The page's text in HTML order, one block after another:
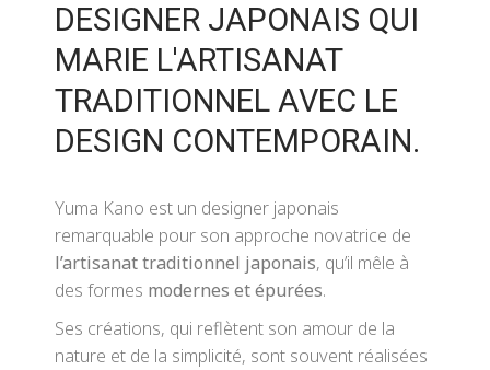
DESIGNER JAPONAIS QUI
MARIE L'ARTISANAT
TRADITIONNEL AVEC LE
DESIGN CONTEMPORAIN.
Yuma Kano est un designer japonais
remarquable pour son approche novatrice de
l’artisanat traditionnel japonais, qu’il mêle à
des formes modernes et épurées.
Ses créations, qui reflètent son amour de la
nature et de la simplicité, sont souvent réalisées